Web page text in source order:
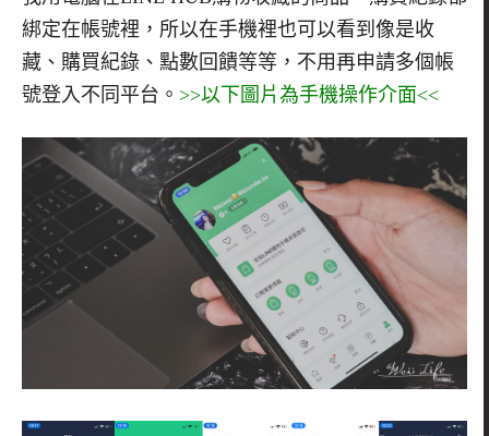
綁定在帳號裡，所以在手機裡也可以看到像是收
藏、購買紀錄、點數回饋等等，不用再申請多個帳
號登入不同平台。 >>以下圖片為手機操作介面<<